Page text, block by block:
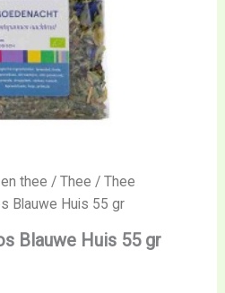
thee /Thee /Thee
Blauwe Huis 55 gr
Blauwe Huis 55 gr